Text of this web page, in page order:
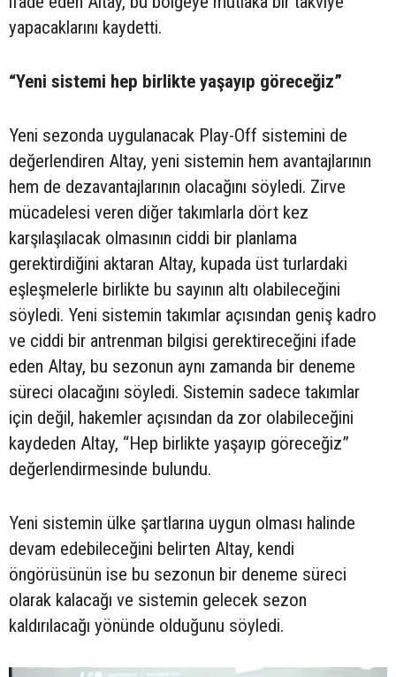
yapacaklarını kaydetti.
“Yeni sistemi hep birlikte yaşayıp göreceğiz”
Yeni sezonda uygulanacak Play-Off sistemini de
değerlendiren Altay, yeni sistemin hem avantajlarının
hem de dezavantajlarının olacağını söyledi. Zirve
mücadelesi veren diğer takımlarla dört kez
karşılaşılacak olmasının ciddi bir planlama
gerektirdiğini aktaran Altay, kupada üst turlardaki
eşleşmelerle birlikte bu sayının altı olabileceğini
söyledi. Yeni sistemin takımlar açısından geniş kadro
ve ciddi bir antrenman bilgisi gerektireceğini ifade
eden Altay, bu sezonun aynı zamanda bir deneme
süreci olacağını söyledi. Sistemin sadece takımlar
için değil, hakemler açısından da zor olabileceğini
kaydeden Altay, “Hep birlikte yaşayıp göreceğiz”
değerlendirmesinde bulundu.
Yeni sistemin ülke şartlarına uygun olması halinde
devam edebileceğini belirten Altay, kendi
öngörüsünün ise bu sezonun bir deneme süreci
olarak kalacağı ve sistemin gelecek sezon
kaldırılacağı yönünde olduğunu söyledi.